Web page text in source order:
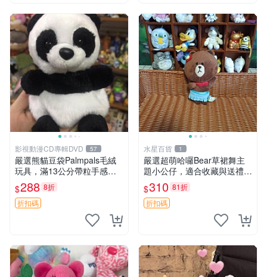
影視動漫CD專輯DVD 57
嚴選熊貓豆袋Palmpals毛絨
玩具，滿13公分帶粒手感極
佳，電影主題周邊推薦 熊貓
Palmpals 毛絨玩具 豆袋 劇場
版周邊
$288 8折
折扣碼
水星百貨 1
嚴選超萌哈囉Bear草裙舞主
題小公仔，適合收藏與送禮 1
00 克 哈囉Bear 草裙舞
$310 81折
折扣碼